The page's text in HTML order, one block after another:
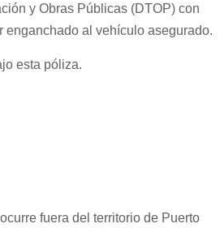
y Obras Públicas (DTOP) con
enganchado al vehículo asegurado.
esta póliza.
fuera del territorio de Puerto